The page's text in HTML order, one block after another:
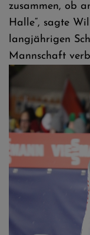
zusammen, ob
Halle“, sagte
langjährigen
Mannschaft